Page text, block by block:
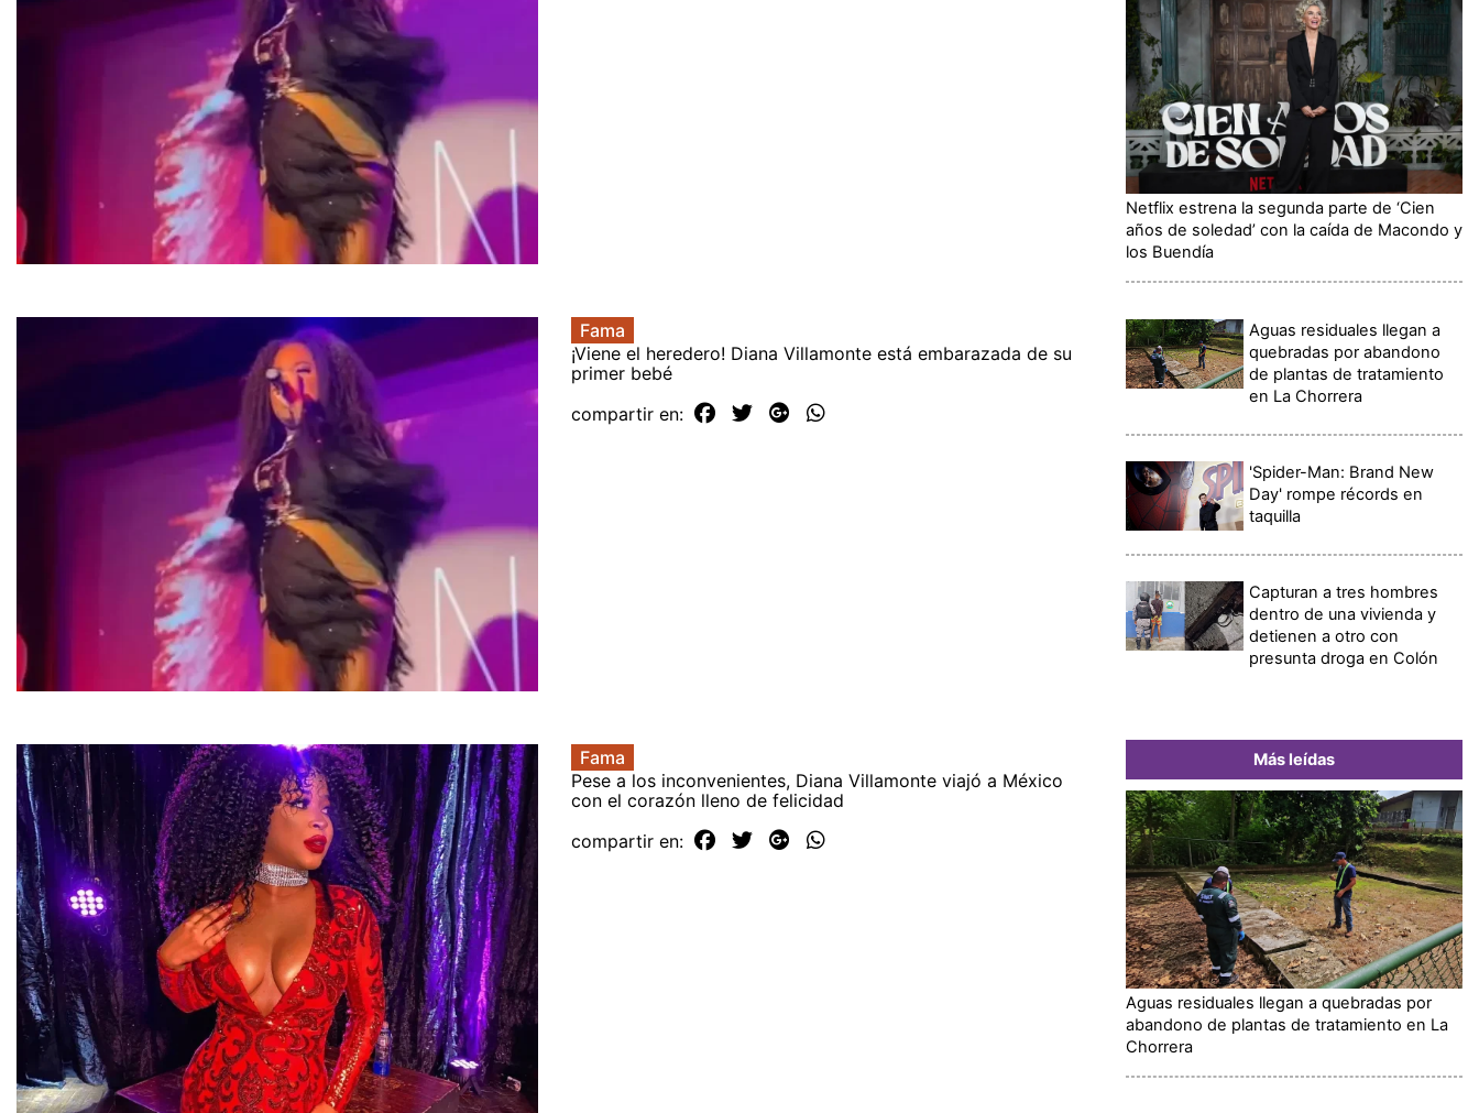
Fama
¡Viene el heredero! Diana Villamonte está embarazada de su
primer bebé
compartir en:
Fama
Pese a los inconvenientes, Diana Villamonte viajó a México
con el corazón lleno de felicidad
compartir en:
Netflix estrena la segunda parte de ‘Cien
años de soledad’ con la caída de Macondo y
los Buendía
Aguas residuales llegan a
quebradas por abandono
de plantas de tratamiento
en La Chorrera
'Spider-Man: Brand New
Day' rompe récords en
taquilla
Capturan a tres hombres
dentro de una vivienda y
detienen a otro con
presunta droga en Colón
Más leídas
Aguas residuales llegan a quebradas por
abandono de plantas de tratamiento en La
Chorrera